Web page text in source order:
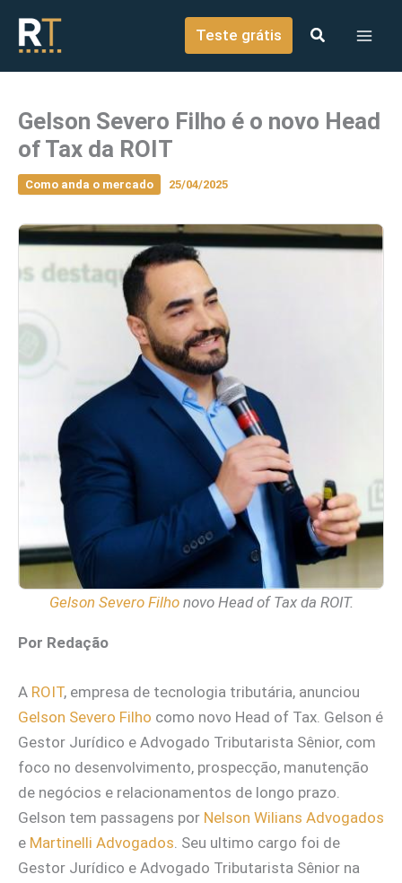
conteúdo
Teste grátis
Gelson Severo Filho é o novo Head
of Tax da ROIT
Como anda o mercado 25/04/2025
Gelson Severo Filhonovo Head of Tax da ROIT.
Por Redação
A ROIT, empresa de tecnologia tributária, anunciou
Gelson Severo Filho como novo Head of Tax. Gelson é
Gestor Jurídico e Advogado Tributarista Sênior, com
foco no desenvolvimento, prospecção, manutenção
de negócios e relacionamentos de longo prazo.
Gelson tem passagens por Nelson Wilians Advogados
e Martinelli Advogados. Seu ultimo cargo foi de
Gestor Jurídico e Advogado Tributarista Sênior na